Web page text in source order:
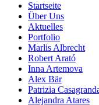
Startseite
Über Uns
Aktuelles
Portfolio
Marlis Albrecht
Robert Arató
Inna Artemova
Alex Bär
Patrizia Casagranda
Alejandra Atares